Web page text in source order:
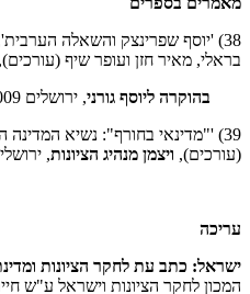
38) 'יוסף שפרינצק והשאלה
בראלי, מאיר חזן ועופר שיף (עורכים),
בהוקרה ליוסף גורני, ירושלים 2009, עמ' 279-261.
39) '"מדינאי בחורף": נשיא המדינה
(עורכים), ויצמן מנהיג הציונות, ירושלים 2016, עמ'
עריכה
ישראל: כתב עת לחקר הציונות
המכון לחקר הציונות וישראל ע"ש